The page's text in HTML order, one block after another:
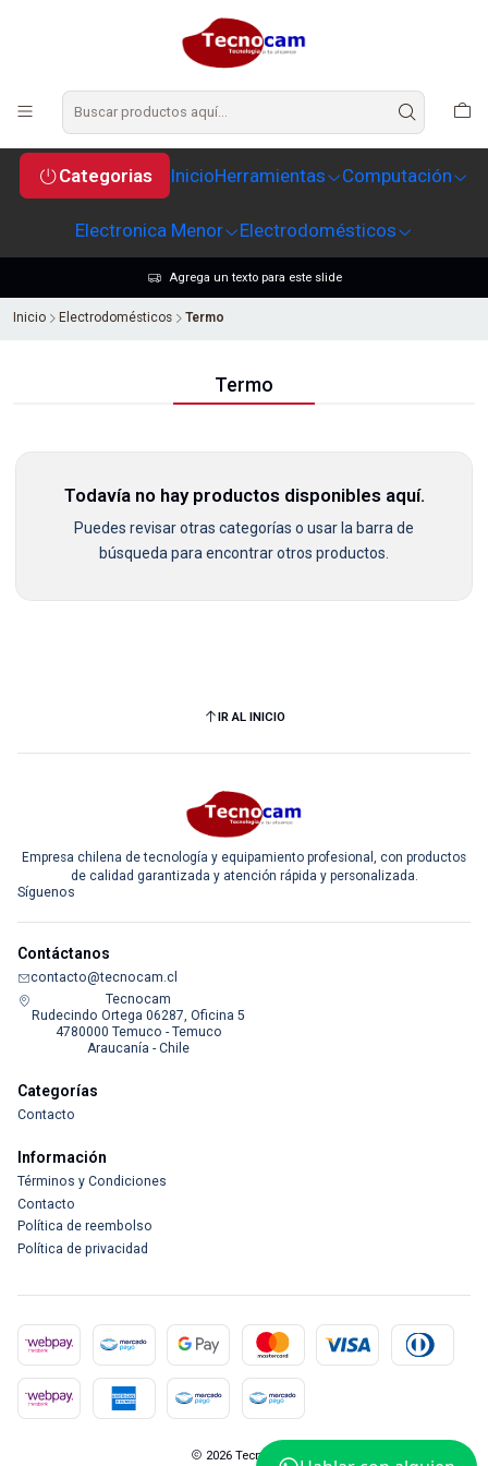
Categorias InicioHerramientas Computación
Electronica Menor Electrodomésticos
Agrega un texto para este slide
Inicio Electrodomésticos Termo
Termo
Todavía no hay productos disponibles aquí.
Puedes revisar otras categorías o usar la barra de
búsqueda para encontrar otros productos.
IR AL INICIO
Empresa chilena de tecnología y equipamiento profesional, con productos
de calidad garantizada y atención rápida y personalizada.
Síguenos
Contáctanos
contacto@tecnocam.cl
Tecnocam
Rudecindo Ortega 06287, Oficina 5
4780000 Temuco - Temuco
Araucanía - Chile
Categorías
Contacto
Información
Términos y Condiciones
Contacto
Política de reembolso
Política de privacidad
2026 Tecnocam.